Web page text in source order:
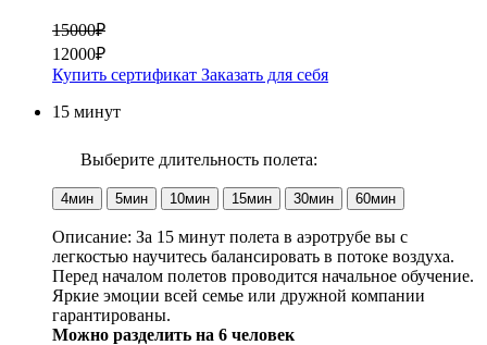
15000₽
12000₽
Купить сертификат Заказать для себя
15 минут
Выберите длительность полета:
4мин 5мин 10мин 15мин 30мин 60мин
Описание: За 15 минут полета в аэротрубе вы с
легкостью научитесь балансировать в потоке воздуха.
Перед началом полетов проводится начальное обучение.
Яркие эмоции всей семье или дружной компании
гарантированы.
Можно разделить на 6 человек